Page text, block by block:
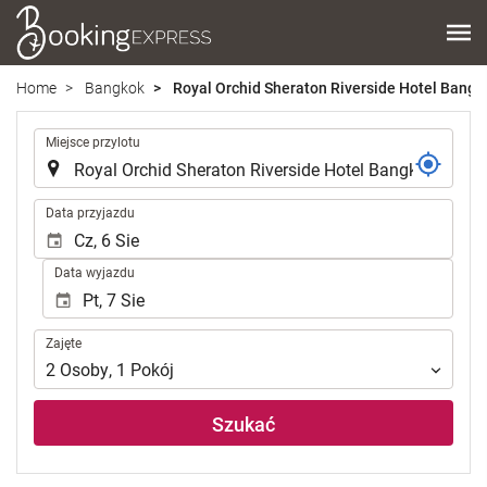
Home Bangkok Royal Orchid Sheraton Riverside Hotel
Miejsce przylotu
Data przyjazdu
Data wyjazdu
Zajęte
Zajęte
2 Osoby, 1 Pokój
Szukać